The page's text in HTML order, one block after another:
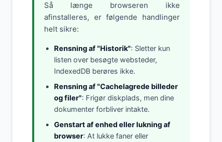
Så længe browseren ikke
afinstalleres, er følgende handlinger
helt sikre:
Rensning af "Historik": Sletter kun
listen over besøgte websteder,
IndexedDB berøres ikke.
Rensning af "Cachelagrede billeder
og filer": Frigør diskplads, men dine
dokumenter forbliver intakte.
Genstart af enhed eller lukning af
browser: At lukke faner eller